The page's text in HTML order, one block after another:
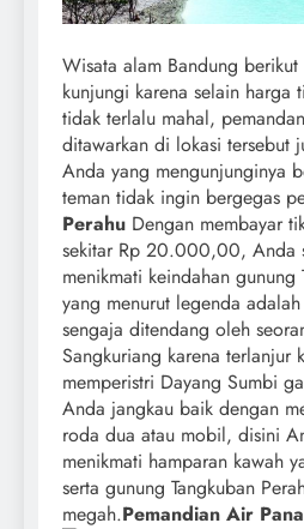
Wisata alam Bandung
kunjungi karena selain harga
tidak terlalu mahal,
ditawarkan di lokasi tersebut
Anda yang mengunjunginya
teman tidak ingin bergegas
Perahu Dengan membayar
sekitar Rp 20.000,00, Anda
menikmati keindahan gunung
yang menurut legenda
sengaja ditendang oleh
Sangkuriang karena terlanjur
memperistri Dayang Sumbi
Anda jangkau baik dengan
roda dua atau mobil, disini
menikmati hamparan kawah
serta gunung Tangkuban
megah.Pemandian Air